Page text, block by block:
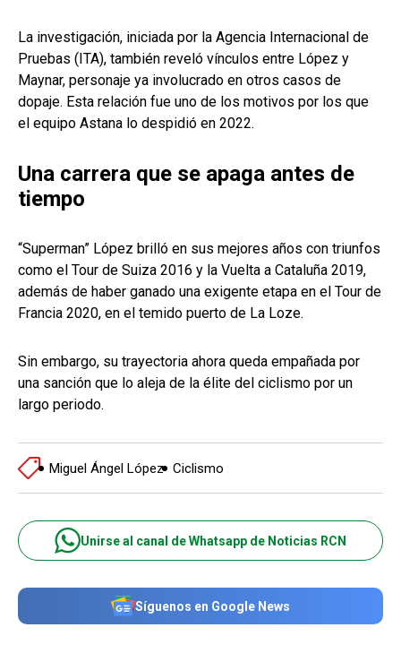
La investigación, iniciada por la Agencia Internacional de
Pruebas (ITA), también reveló vínculos entre López y
Maynar, personaje ya involucrado en otros casos de
dopaje. Esta relación fue uno de los motivos por los que
el equipo Astana lo despidió en 2022.
Una carrera que se apaga antes de
tiempo
“Superman” López brilló en sus mejores años con triunfos
como el Tour de Suiza 2016 y la Vuelta a Cataluña 2019,
además de haber ganado una exigente etapa en el Tour de
Francia 2020, en el temido puerto de La Loze.
Sin embargo, su trayectoria ahora queda empañada por
una sanción que lo aleja de la élite del ciclismo por un
largo periodo.
Miguel Ángel López Ciclismo
Unirse al canal de Whatsapp de Noticias RCN
Síguenos en Google News